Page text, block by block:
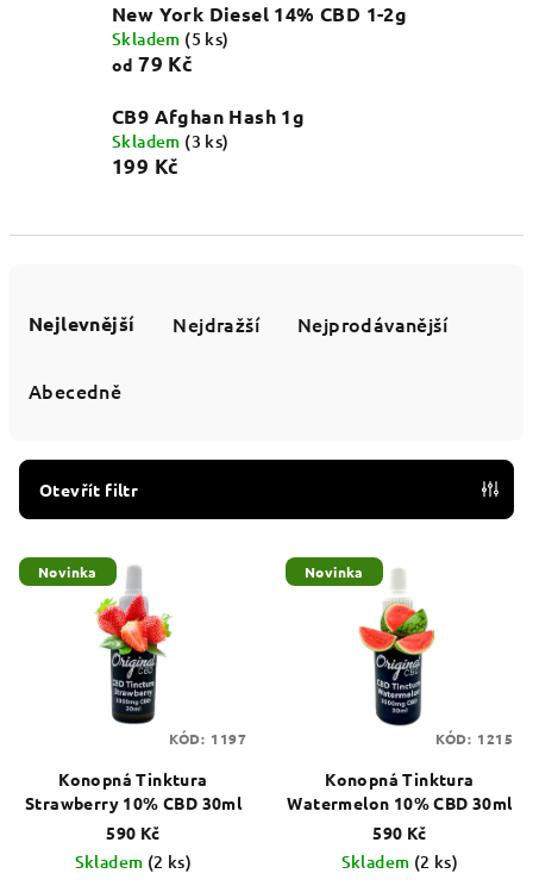
New York Diesel 14% CBD 1-2g
Skladem (5 ks)
od 79 Kč
CB9 Afghan Hash 1g
Skladem (3 ks)
199 Kč
r
o
d
Nejlevnější Nejdražší Nejprodávanější
Abecedně
Otevřít filtr
V
ý
d
Novinka
Konopná Tinktura
Strawberry 10% CBD 30ml
590 Kč
Skladem (2 ks)
KÓD: 1197
Novinka
Konopná Tinktura
Watermelon 10% CBD 30ml
590 Kč
Skladem (2 ks)
KÓD: 1215